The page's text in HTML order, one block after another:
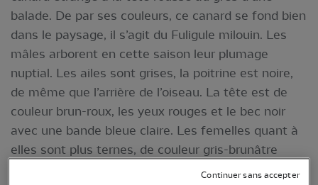
balade. De par ses couleurs, ce canard se fond bien
dans le paysage, il s’agit du Fuligule milouin. Les
mâles arborent en cette saison leur plumage
nuptial. Les ailes sont grises, la poitrine est noire,
de même que l’arrière de l’oiseau. La tête est de
couleur brun-roux, les yeux rouges et le bec noir
avec une bande bleue claire. Les femelles quant à
elles sont plus ternes, de couleur gris-brunâtre
avec la calotte et la poitrine brunâtre. EllesContinuer sans accepter